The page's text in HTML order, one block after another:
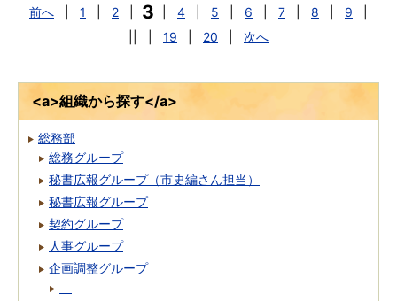
前へ 1 2 3 4 5 6 7 8 9
19 20 次へ
<a>組織から探す</a>
総務部
総務グループ
秘書広報グループ（市史編さん担当）
秘書広報グループ
契約グループ
人事グループ
企画調整グループ